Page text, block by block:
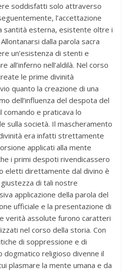
soddisfatti solo attraverso
l’accettazione
santità esterna, esistente oltre i
dalla parola sacra
un’esistenza di stenti e
all’inferno nell’aldilà. Nel corso
le prime divinità
quanto la creazione di una
dell’influenza del despota del
e praticava lo
sulla società. Il mascheramento
era infatti strettamente
applicati alla mente
i primi despoti rivendicassero
eletti direttamente dal divino è
di tali nostre
applicazione della parola del
ufficiale e la presentazione di
verità assolute furono caratteri
nel corso della storia. Con
di soppressione e di
religioso divenne il
plasmare la mente umana e da